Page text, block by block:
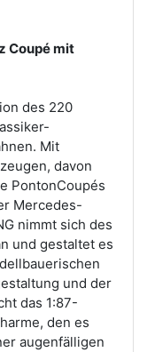
Coupé mit
des 220
Mit
davon
PontonCoupés
Mercedes-
nimmt sich des
und gestaltet es
und der
das 1:87-
den es
augenfälligen